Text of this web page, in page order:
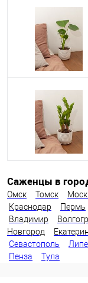
Саженцы в
Омск
Томск
Краснодар
Пермь
Владимир
Новгород
Севастополь
Пенза
Тула